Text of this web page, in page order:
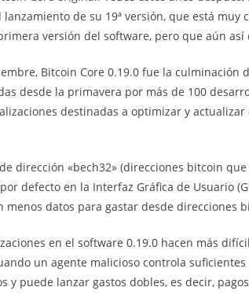
de su 19ª versión, que está muy
versión del software, pero que aún
Bitcoin Core 0.19.0 fue la culminación
desde la primavera por más de 100
destinadas a optimizar y
dirección «bech32» (direcciones bitcoin
defecto en la Interfaz Gráfica de Usuario
menos datos para gastar desde direcciones
en el software 0.19.0 hacen más
un agente malicioso controla
y puede lanzar gastos dobles, es decir,